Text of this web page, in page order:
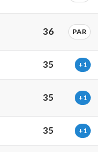
36 PAR
35 +1
35 +1
35 +1